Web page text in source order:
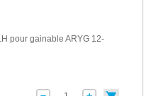
pour gainable ARYG 12-